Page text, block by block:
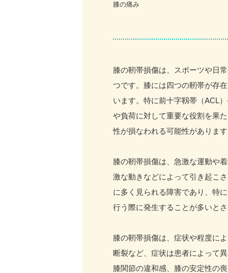
膝の痛み
膝の靭帯損傷は、スポーツや日
つです。膝には四つの靭帯が存
います。特に前十字靱帯（ACL
や負荷に対して重要な役割を果
性が損なわれる可能性がありま
膝の靭帯損傷は、急激な運動や
激な動きなどによって引き起こ
に多く見られる障害であり、特
行う際に発生することが多いと
膝の靭帯損傷は、症状や程度に
断裂など、症状は患者によって
膝関節の違和感、膝の安定性の